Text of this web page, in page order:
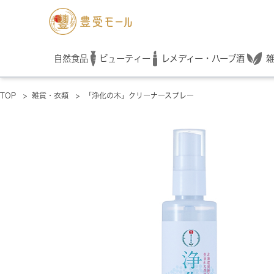
自然食品 ビューティー レメディー・ハーブ酒
TOP > 雑貨・衣類 > 「浄化の木」クリーナースプレー